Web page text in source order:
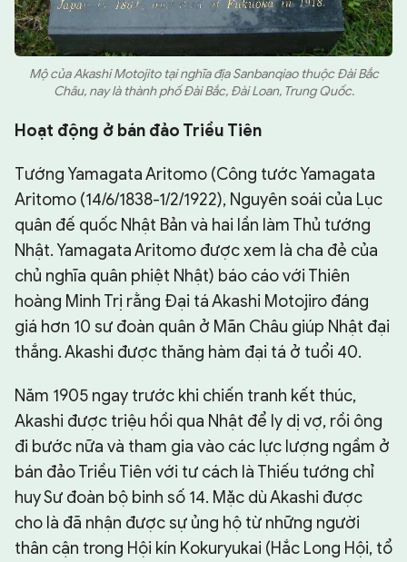
Mộ của Akashi Motojito tại nghĩa địa Sanbanqiao thuộc Đài Bắc
Châu, nay là thành phố Đài Bắc, Đài Loan, Trung Quốc.
Hoạt động ở bán đảo Triều Tiên
Tướng Yamagata Aritomo (Công tước Yamagata
Aritomo (14/6/1838-1/2/1922), Nguyên soái của Lục
quân đế quốc Nhật Bản và hai lần làm Thủ tướng
Nhật. Yamagata Aritomo được xem là cha đẻ của
chủ nghĩa quân phiệt Nhật) báo cáo với Thiên
hoàng Minh Trị rằng Đại tá Akashi Motojiro đáng
giá hơn 10 sư đoàn quân ở Mãn Châu giúp Nhật đại
thắng. Akashi được thăng hàm đại tá ở tuổi 40.
Năm 1905 ngay trước khi chiến tranh kết thúc,
Akashi được triệu hồi qua Nhật để ly dị vợ, rồi ông
đi bước nữa và tham gia vào các lực lượng ngầm ở
bán đảo Triều Tiên với tư cách là Thiếu tướng chỉ
huy Sư đoàn bộ binh số 14. Mặc dù Akashi được
cho là đã nhận được sự ủng hộ từ những người
thân cận trong Hội kín Kokuryukai (Hắc Long Hội, tổ